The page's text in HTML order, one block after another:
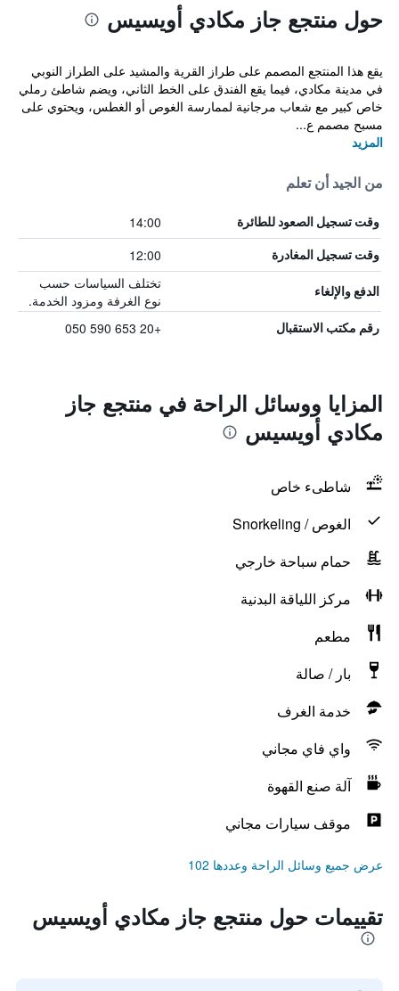
حول منتجع جاز مكادي أويسيس
يقع هذا المنتجع المصمم على طراز القرية والمشيد على الطراز النوبي
في مدينة مكادي، فيما يقع الفندق على الخط الثاني، ويضم شاطئ رملي
خاص كبير مع شعاب مرجانية لممارسة الغوص أو الغطس، ويحتوي على
مسبح مصمم ع...
المزيد
من الجيد أن تعلم
وقت تسجيل الصعود للطائرة 14:00
وقت تسجيل المغادرة 12:00
الدفع والإلغاء
تختلف السياسات حسب
نوع الغرفة ومزود الخدمة.
رقم مكتب الاستقبال +20 653 590 050
المزايا ووسائل الراحة في منتجع جاز
مكادي أويسيس
شاطىء خاص
الغوص / Snorkeling
حمام سباحة خارجي
مركز اللياقة البدنية
مطعم
بار / صالة
خدمة الغرف
واي فاي مجاني
آلة صنع القهوة
موقف سيارات مجاني
عرض جميع وسائل الراحة وعددها 102
تقييمات حول منتجع جاز مكادي أويسيس